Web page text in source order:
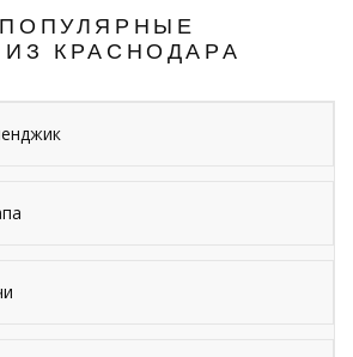
КРАСНОДАРА